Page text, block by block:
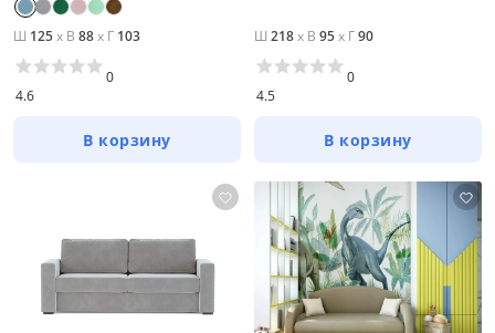
Ш 125x В 88x Г 103
4.6
0
В корзину
Ш 218x В 95x Г90
4.5
0
В корзину